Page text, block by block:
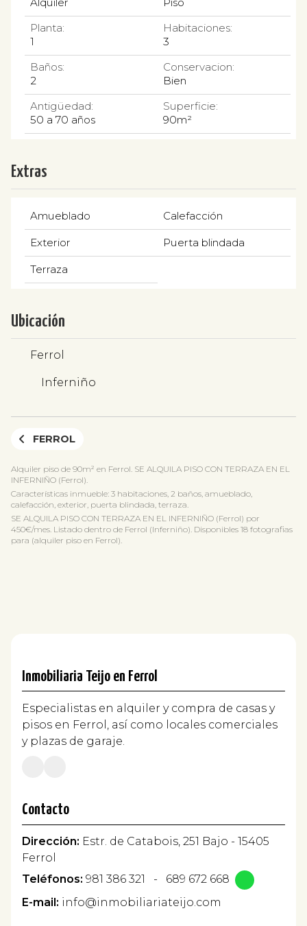
Planta:
1
Habitaciones:
3
Baños:
2
Conservacion:
Bien
Antigüedad:
50 a 70 años
Superficie:
90m²
Extras
Amueblado Calefacción
Exterior Puerta blindada
Terraza
Ubicación
Ferrol
Inferniño
FERROL
Alquiler piso de 90m² en Ferrol. SE ALQUILA PISO CON TERRAZA EN EL
INFERNIÑO (Ferrol).
Características inmueble: 3 habitaciones, 2 baños, amueblado,
calefacción, exterior, puerta blindada, terraza.
SE ALQUILA PISO CON TERRAZA EN EL INFERNIÑO (Ferrol) por
450€/mes. Listado dentro de Ferrol (Inferniño). Disponibles 18 fotografias
para (alquiler piso en Ferrol).
Inmobiliaria Teijo en Ferrol
Especialistas en alquiler y compra de casas y
pisos en Ferrol, así como locales comerciales
y plazas de garaje.
Contacto
Dirección: Estr. de Catabois, 251 Bajo - 15405
Ferrol
Teléfonos: 981 386 321 -
689 672 668
E-mail: info@inmobiliariateijo.com